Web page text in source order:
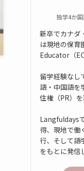
独学4か
新卒でカナダ
は現地の保
Educator（
留学経験なし
語・中国語を
住権（PR）
Langfuldays
得、現地で働
行、そして語
をもとに発信